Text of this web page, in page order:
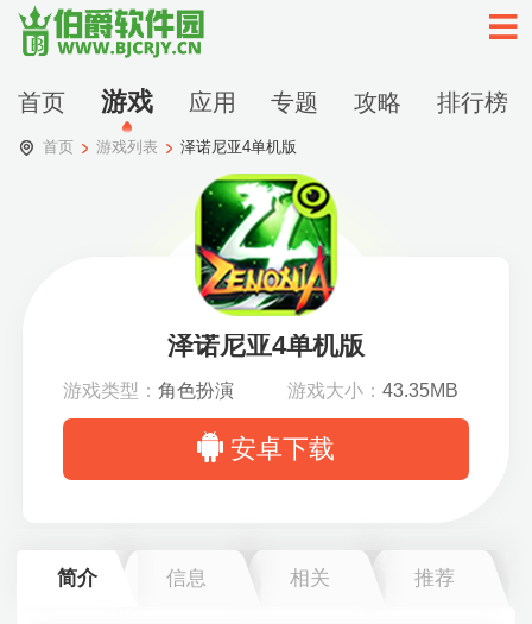
首页 游戏 应用 专题 攻略 排行榜
首页 游戏列表 泽诺尼亚4单机版
泽诺尼亚4单机版
游戏类型： 角色扮演 游戏大小：43.35MB
安卓下载
简介 信息 相关 推荐